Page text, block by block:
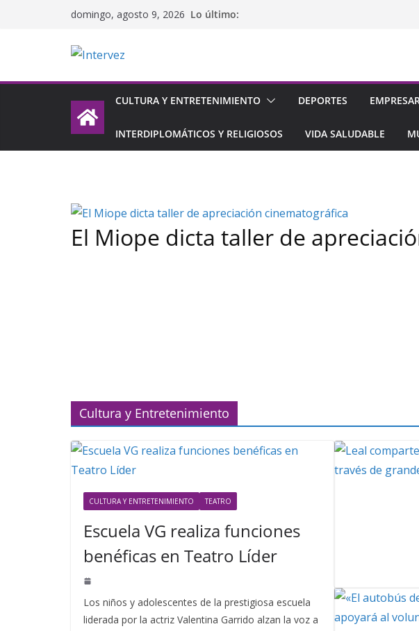
domingo, agosto 9, 2026 Lo último:
CULTURA Y ENTRETENIMIENTO DEPORTES
INTERDIPLOMÁTICOS Y RELIGIOSOS VIDA SALUDABLE
El Miope dicta taller de
Cultura y Entretenimiento
CULTURA Y ENTRETENIMIENTO TEATRO
Escuela VG realiza funciones
benéficas en Teatro Líder
Los niños y adolescentes de la prestigiosa escuela
liderada por la actriz Valentina Garrido alzan la voz a